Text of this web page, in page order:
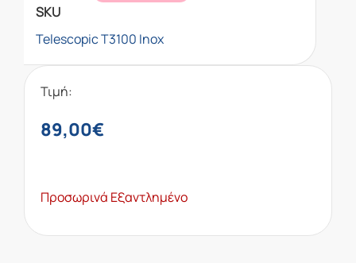
SKU
Telescopic T3100 Inox
Τιμή:
89,00€
Προσωρινά Εξαντλημένο